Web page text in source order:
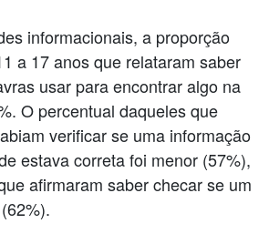
informacionais, a proporção
a 17 anos que relataram saber
usar para encontrar algo na
O percentual daqueles que
verificar se uma informação
estava correta foi menor (57%),
afirmaram saber checar se um